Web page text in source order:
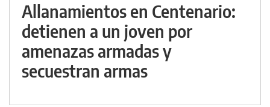
Allanamientos en Centenario:
detienen a un joven por
amenazas armadas y
secuestran armas